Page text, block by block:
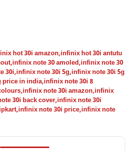
hot 30i amazon,infinix hot 30i antutu
,infinix note 30 amoled,infinix note 30
30i,infinix note 30i 5g,infinix note 30i 5g
price in india,infinix note 30i 8
,infinix note 30i amazon,infinix
30i back cover,infinix note 30i
,infinix note 30i price,infinix note